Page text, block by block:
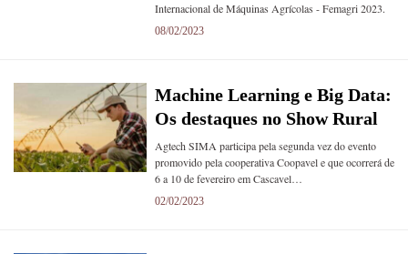
Internacional de Máquinas Agrícolas - Femagri 2023.
08/02/2023
Machine Learning e Big Data:
Os destaques no Show Rural
Agtech SIMA participa pela segunda vez do evento
promovido pela cooperativa Coopavel e que ocorrerá de
6 a 10 de fevereiro em Cascavel…
02/02/2023